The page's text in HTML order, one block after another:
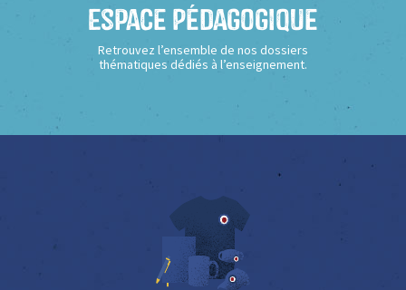
Espace Pédagogique
Retrouvez l’ensemble de nos dossiers
thématiques dédiés à l’enseignement.